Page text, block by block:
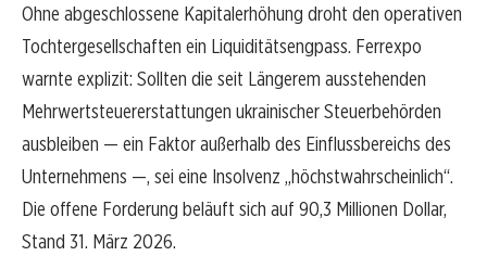
Ohne abgeschlossene Kapitalerhöhung droht den operativen
Tochtergesellschaften ein Liquiditätsengpass. Ferrexpo
warnte explizit: Sollten die seit Längerem ausstehenden
Mehrwertsteuererstattungen ukrainischer Steuerbehörden
ausbleiben — ein Faktor außerhalb des Einflussbereichs des
Unternehmens —, sei eine Insolvenz „höchstwahrscheinlich“.
Die offene Forderung beläuft sich auf 90,3 Millionen Dollar,
Stand 31. März 2026.